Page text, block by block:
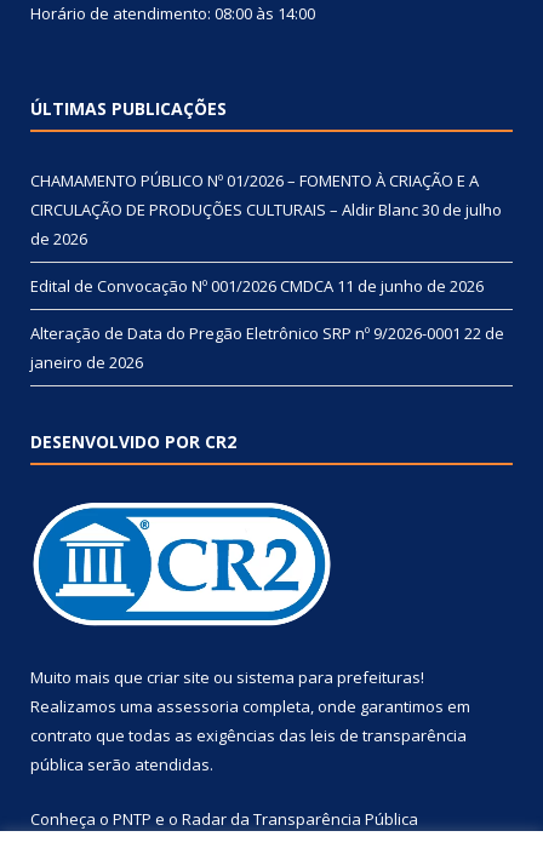
Horário de atendimento: 08:00 às 14:00
ÚLTIMAS PUBLICAÇÕES
CHAMAMENTO PÚBLICO Nº 01/2026 – FOMENTO À CRIAÇÃO E A
CIRCULAÇÃO DE PRODUÇÕES CULTURAIS – Aldir Blanc30 de julho
de 2026
Edital de Convocação Nº 001/2026 CMDCA 11 de junho de 2026
Alteração de Data do Pregão Eletrônico SRP nº 9/2026-0001 22 de
janeiro de 2026
DESENVOLVIDO POR CR2
Muito mais que criar site ou sistema para prefeituras!
Realizamos uma assessoria completa, onde garantimos em
contrato que todas as exigências das leis de transparência
pública serão atendidas.
Conheça o PNTP e o Radar da Transparência Pública